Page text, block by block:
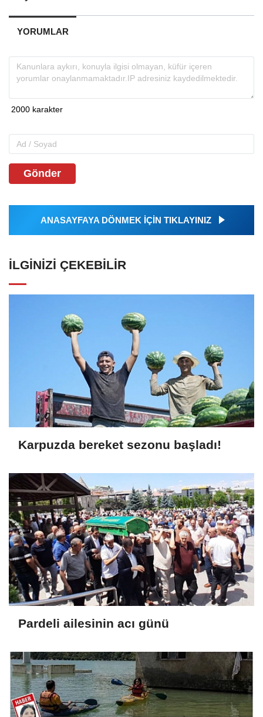
YORUMLAR
Gönder
ANASAYFAYA DÖNMEK İÇİN TIKLAYINIZ
İLGINIZI ÇEKEBILIR
Karpuzda bereket sezonu başladı!
Pardeli ailesinin acı günü